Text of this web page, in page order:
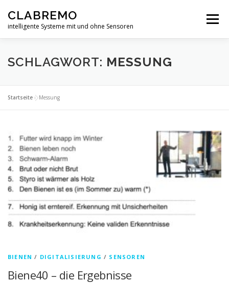
Inhalt
springen
CLABREMO
intelligente Systeme mit und ohne Sensoren
Menü
START PRODUKTE IN ENTWICKLUNG
DATENSCHUTZERKLÄRUNG
FORSCHUNG
SCHLAGWORT: MESSUNG
Startseite »Messung
BIENEN / DIGITALISIERUNG / SENSOREN
Biene40 – die Ergebnisse